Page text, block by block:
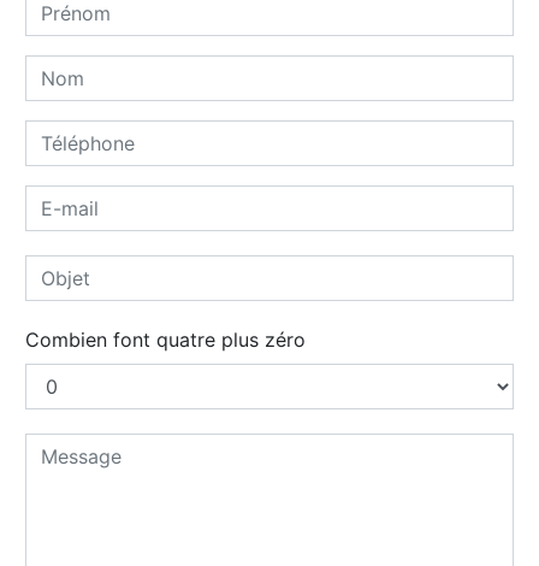
Combien font quatre plus zéro